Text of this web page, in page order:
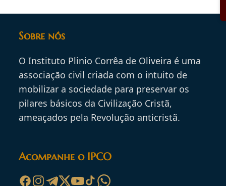
Sobre nós
O Instituto Plinio Corrêa de Oliveira é uma
associação civil criada com o intuito de
mobilizar a sociedade para preservar os
pilares básicos da Civilização Cristã,
ameaçados pela Revolução anticristã.
Acompanhe o IPCO